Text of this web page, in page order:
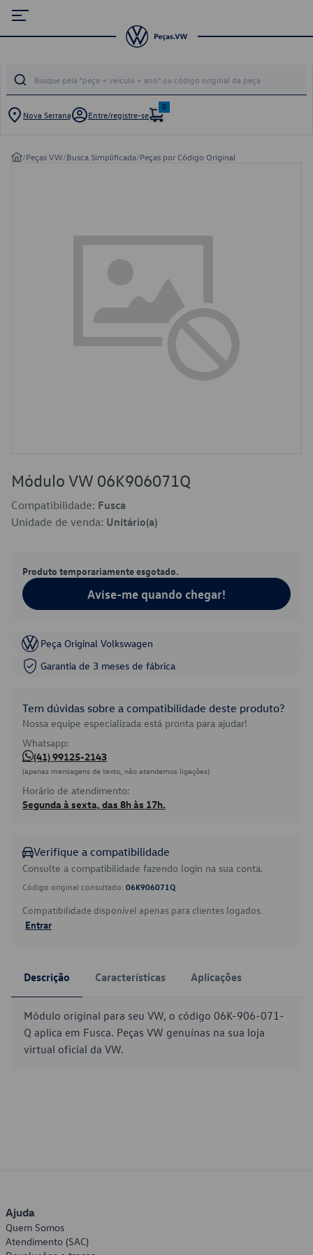
Nova Serrana Entre/registre-se
0
/Peças VW/Busca Simplificada/Peças por Código Original
Módulo VW 06K906071Q
Compatibilidade: Fusca
Unidade de venda: Unitário(a)
Produto temporariamente esgotado.
Avise-me quando chegar!
Peça Original Volkswagen
Garantia de 3 meses de fábrica
Tem dúvidas sobre a compatibilidade deste produto?
Nossa equipe especializada está pronta para ajudar!
Whatsapp:
(41) 99125-2143
(apenas mensagens de texto, não atendemos ligações)
Horário de atendimento:
Segunda à sexta, das 8h às 17h.
Verifique a compatibilidade
Consulte a compatibilidade fazendo login na sua conta.
Código original consultado: 06K906071Q
Compatibilidade disponível apenas para clientes logados.
Entrar
Descrição Características Aplicações
Módulo original para seu VW, o código 06K-906-071-
Q aplica em Fusca. Peças VW genuínas na sua loja
virtual oficial da VW.
Ajuda
Quem Somos
Atendimento (SAC)